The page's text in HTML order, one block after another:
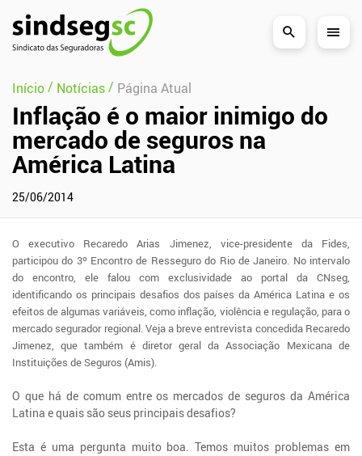
Pular Navegação (s)
Início/ Notícias/ Página Atual
Inflação é o maior inimigo do
mercado de seguros na
América Latina
25/06/2014
O executivo Recaredo Arias Jimenez, vice-presidente da Fides,
participou do 3º Encontro de Resseguro do Rio de Janeiro. No intervalo
do encontro, ele falou com exclusividade ao portal da CNseg,
identificando os principais desafios dos países da América Latina e os
efeitos de algumas variáveis, como inflação, violência e regulação, para o
mercado segurador regional. Veja a breve entrevista concedida Recaredo
Jimenez, que também é diretor geral da Associação Mexicana de
Instituições de Seguros (Amis).
O que há de comum entre os mercados de seguros da América
Latina e quais são seus principais desafios?
Esta é uma pergunta muito boa. Temos muitos problemas em